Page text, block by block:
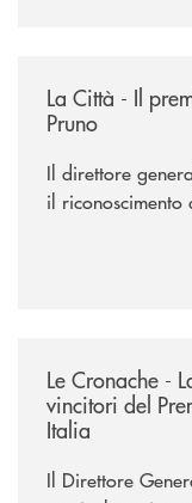
La Città - Il
Pruno
Il direttore
il riconoscimento
Le Cronache -
vincitori del
Italia
Il Direttore